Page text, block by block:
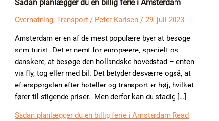
Sådan planlægger du en billig ferie i Amsterdam
Overnatning,Transport / Peter Karlsen/29. juli 2023
Amsterdam er en af de mest populære byer at besøge
som turist. Det er nemt for europæere, specielt os
danskere, at besøge den hollandske hovedstad – enten
via fly, tog eller med bil. Det betyder desværre også, at
efterspørgslen efter hoteller og transport er høj, hvilket
fører til stigende priser. Men derfor kan du stadig […]
Sådan planlægger du en billig ferie i Amsterdam Read